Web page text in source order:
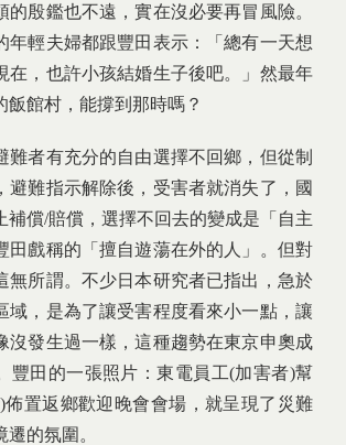
的殷鑑也不遠，實在沒必要再冒風險。
年輕夫婦都跟豐田表示：「總有一天想
在，也許小孩結婚生子後吧。」然最年
飯館村，能撐到那時嗎？
難者有充分的自由選擇不回鄉，但從制
避難指示解除後，受害者就消失了，國
補償/賠償，選擇不回去的變成是「自主
田戲稱的「擅自遊蕩在外的人」。但對
無所謂。不少日本研究者已指出，急於
域，是為了讓受害程度看來小一點，讓
沒發生過一樣，這種趨勢在東京申奧成
豐田的一張照片：東電員工(加害者)幫
佈置返鄉歡迎晚會會場，就呈現了災難
的氛圍。